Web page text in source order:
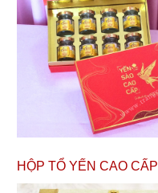
HỘP TỔ YẾN CAO CẤP